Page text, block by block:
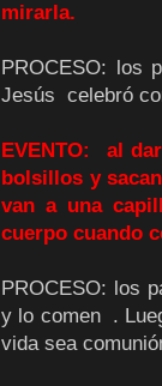
mirarla.
PROCESO: los
Jesús celebró
EVENTO: al
bolsillos y
van a una
cuerpo cuando
PROCESO: los
y lo comen .
vida sea